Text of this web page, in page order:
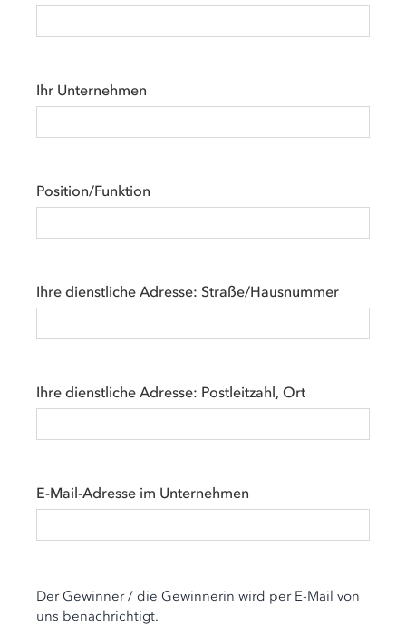
Ihr Unternehmen
Position/Funktion
Ihre dienstliche Adresse: Straße/Hausnummer
Ihre dienstliche Adresse: Postleitzahl, Ort
E-Mail-Adresse im Unternehmen
Der Gewinner / die Gewinnerin wird per E-Mail von
uns benachrichtigt.